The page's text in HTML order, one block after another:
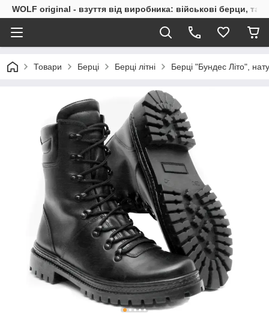
WOLF original - взуття від виробника: військові берци,
Товари Берці Берці літні Берці "Бундес Літо",